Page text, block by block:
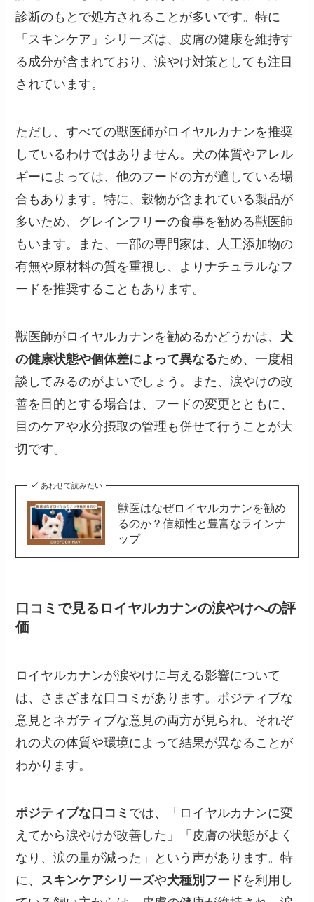
診断のもとで処方されることが多いです。特に
「スキンケア」シリーズは、皮膚の健康を維持す
る成分が含まれており、涙やけ対策としても注目
されています。
ただし、すべての獣医師がロイヤルカナンを推奨
しているわけではありません。犬の体質やアレル
ギーによっては、他のフードの方が適している場
合もあります。特に、穀物が含まれている製品が
多いため、グレインフリーの食事を勧める獣医師
もいます。また、一部の専門家は、人工添加物の
有無や原材料の質を重視し、よりナチュラルなフ
ードを推奨することもあります。
獣医師がロイヤルカナンを勧めるかどうかは、 犬
の健康状態や個体差によって異なるため、一度相
談してみるのがよいでしょう。また、涙やけの改
善を目的とする場合は、フードの変更とともに、
目のケアや水分摂取の管理も併せて行うことが大
切です。
あわせて読みたい
獣医はなぜロイヤルカナンを勧め
るのか？信頼性と豊富なラインナ
ップ
口コミで見るロイヤルカナンの涙やけへの評
価
ロイヤルカナンが涙やけに与える影響について
は、さまざまな口コミがあります。ポジティブな
意見とネガティブな意見の両方が見られ、それぞ
れの犬の体質や環境によって結果が異なることが
わかります。
ポジティブな口コミ では、「ロイヤルカナンに変
えてから涙やけが改善した」「皮膚の状態がよく
なり、涙の量が減った」という声があります。特
に、 スキンケアシリーズや犬種別フードを利用し